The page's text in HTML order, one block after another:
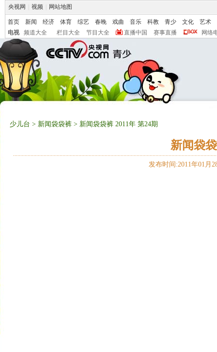
央视网 视频 网站地图
首页 新闻 经济 体育 综艺 春晚 戏曲 音乐 科教 青少 文化
艺术
电视
频道大全 栏目大全 节目大全 直播中国 赛事直播 网络
少儿台 > 新闻袋袋裤 > 新闻袋袋裤 2011年 第24期
新闻袋
发布时间:2011年01月